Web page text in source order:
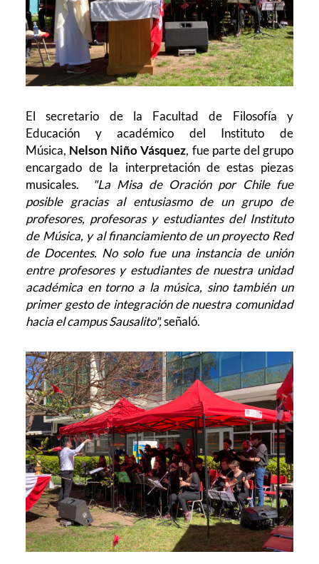
El secretario de la Facultad de Filosofía y
Educación y académico del Instituto de
Música, Nelson Niño Vásquez, fue parte del grupo
encargado de la interpretación de estas piezas
musicales.
"La Misa de Oración por Chile fue
posible gracias al entusiasmo de un grupo de
profesores, profesoras y estudiantes del Instituto
de Música, y al financiamiento de un proyecto Red
de Docentes. No solo fue una instancia de unión
entre profesores y estudiantes de nuestra unidad
académica en torno a la música, sino también un
primer gesto de integración de nuestra comunidad
hacia el campus Sausalito",señaló.